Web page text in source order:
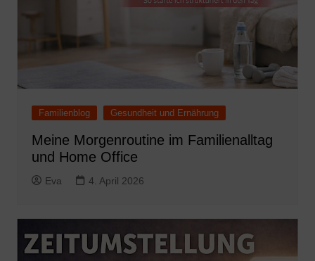
Familienblog Gesundheit und Ernährung
Meine Morgenroutine im Familienalltag
und Home Office
Eva 4. April 2026